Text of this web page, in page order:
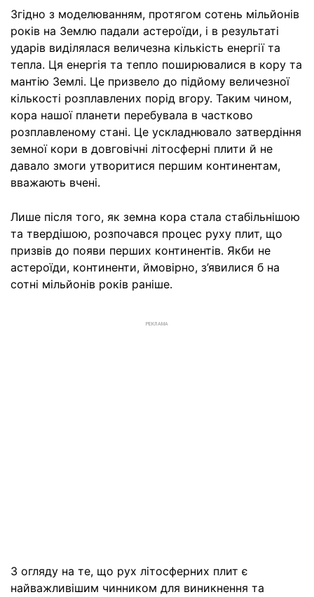
Згідно з моделюванням, протягом сотень мільйонів
років на Землю падали астероїди, і в результаті
ударів виділялася величезна кількість енергії та
тепла. Ця енергія та тепло поширювалися в кору та
мантію Землі. Це призвело до підйому величезної
кількості розплавлених порід вгору. Таким чином,
кора нашої планети перебувала в частково
розплавленому стані. Це ускладнювало затвердіння
земної кори в довговічні літосферні плити й не
давало змоги утворитися першим континентам,
вважають вчені.
Лише після того, як земна кора стала стабільнішою
та твердішою, розпочався процес руху плит, що
призвів до появи перших континентів. Якби не
астероїди, континенти, ймовірно, з’явилися б на
сотні мільйонів років раніше.
РЕКЛАМА
З огляду на те, що рух літосферних плит є
найважливішим чинником для виникнення та